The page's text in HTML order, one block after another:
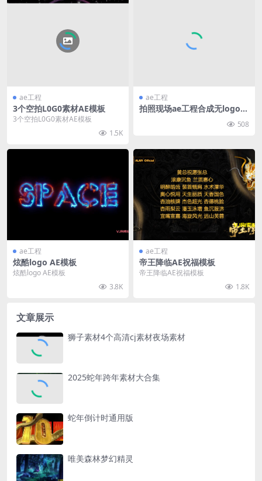
ae工程
3个空拍L0G0素材AE模板
3个空拍L0G0素材AE模板
1.5K
ae工程
拍照现场ae工程合成无logo视
508
ae工程
炫酷logo AE模板
炫酷logo AE模板
3.8K
ae工程
帝王降临AE祝福模板
帝王降临AE祝福模板
1.8K
文章展示
狮子素材4个高清cj素材夜场素材
2025蛇年跨年素材大合集
蛇年倒计时通用版
唯美森林梦幻精灵